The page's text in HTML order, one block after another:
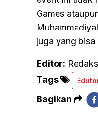
Games
juga yang
Editor:
Tags
Bagikan